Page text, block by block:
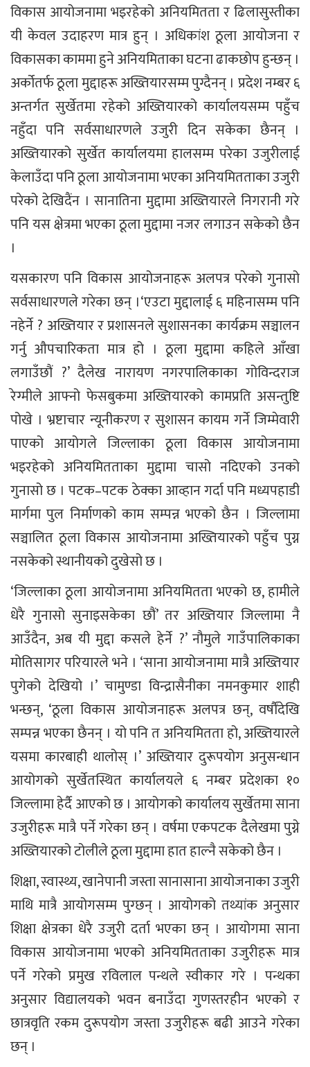
विकास आयोजनामा भइरहेको अनियमितता र ढिलासुस्तीका
यी केवल उदाहरण मात्र हुन् । अधिकांश ठूला आयोजना र
विकासका काममा हुने अनियमिताका घटना ढाकछोप हुन्छन् ।
अर्कोतर्फ ठूला मुद्दाहरू अख्तियारसम्म पुग्दैनन् । प्रदेश नम्बर ६
अन्तर्गत सुर्खेतमा रहेको अख्तियारको कार्यालयसम्म पहुँच
नहुँदा पनि सर्वसाधारणले उजुरी दिन सकेका छैनन् ।
अख्तियारको सुर्खेत कार्यालयमा हालसम्म परेका उजुरीलाई
केलाउँदा पनि ठूला आयोजनामा भएका अनियमितताका उजुरी
परेको देखिदैंन । सानातिना मुद्दामा अख्तियारले निगरानी गरे
पनि यस क्षेत्रमा भएका ठूला मुद्दामा नजर लगाउन सकेको छैन
।
यसकारण पनि विकास आयोजनाहरू अलपत्र परेको गुनासो
सर्वसाधारणले गरेका छन् ।‘एउटा मुद्दालाई ६ महिनासम्म पनि
नहेर्ने ? अख्तियार र प्रशासनले सुशासनका कार्यक्रम सञ्चालन
गर्नु औपचारिकता मात्र हो । ठूला मुद्दामा कहिले आँखा
लगाउँछौं ?’ दैलेख नारायण नगरपालिकाका गोविन्दराज
रेग्मीले आफ्नो फेसबुकमा अख्तियारको कामप्रति असन्तुष्टि
पोखे । भ्रष्टाचार न्यूनीकरण र सुशासन कायम गर्ने जिम्मेवारी
पाएको आयोगले जिल्लाका ठूला विकास आयोजनामा
भइरहेको अनियमितताका मुद्दामा चासो नदिएको उनको
गुनासो छ । पटक–पटक ठेक्का आव्हान गर्दा पनि मध्यपहाडी
मार्गमा पुल निर्माणको काम सम्पन्न भएको छैन । जिल्लामा
सञ्चालित ठूला विकास आयोजनामा अख्तियारको पहुँच पुग्न
नसकेको स्थानीयको दुखेसो छ ।
‘जिल्लाका ठूला आयोजनामा अनियमितता भएको छ, हामीले
धेरै गुनासो सुनाइसकेका छौं’ तर अख्तियार जिल्लामा नै
आउँदैन, अब यी मुद्दा कसले हेर्ने ?’ नौमुले गाउँपालिकाका
मोतिसागर परियारले भने । ‘साना आयोजनामा मात्रै अख्तियार
पुगेको देखियो ।’ चामुण्डा विन्द्रासैनीका नमनकुमार शाही
भन्छन्, ‘ठूला विकास आयोजनाहरू अलपत्र छन्, वर्षौंदेखि
सम्पन्न भएका छैनन् । यो पनि त अनियमितता हो, अख्तियारले
यसमा कारबाही थालोस् ।’ अख्तियार दुरूपयोग अनुसन्धान
आयोगको सुर्खेतस्थित कार्यालयले ६ नम्बर प्रदेशका १०
जिल्लामा हेर्दै आएको छ । आयोगको कार्यालय सुर्खेतमा साना
उजुरीहरू मात्रै पर्ने गरेका छन् । वर्षमा एकपटक दैलेखमा पुग्ने
अख्तियारको टोलीले ठूला मुद्दामा हात हाल्नै सकेको छैन ।
शिक्षा, स्वास्थ्य, खानेपानी जस्ता सानासाना आयोजनाका उजुरी
माथि मात्रै आयोगसम्म पुग्छन् । आयोगको तथ्यांक अनुसार
शिक्षा क्षेत्रका धेरै उजुरी दर्ता भएका छन् । आयोगमा साना
विकास आयोजनामा भएको अनियमितताका उजुरीहरू मात्र
पर्ने गरेको प्रमुख रविलाल पन्थले स्वीकार गरे । पन्थका
अनुसार विद्यालयको भवन बनाउँदा गुणस्तरहीन भएको र
छात्रवृति रकम दुरूपयोग जस्ता उजुरीहरू बढी आउने गरेका
छन् ।